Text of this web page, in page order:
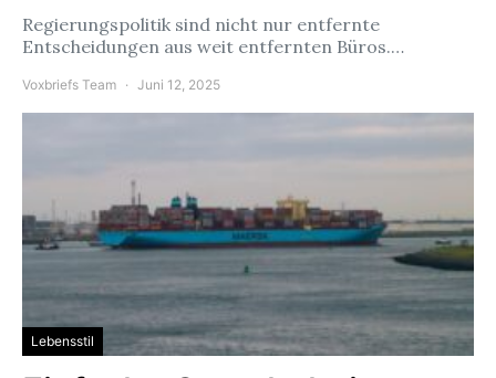
Regierungspolitik sind nicht nur entfernte
Entscheidungen aus weit entfernten Büros.…
Voxbriefs Team Juni 12, 2025
Lebensstil